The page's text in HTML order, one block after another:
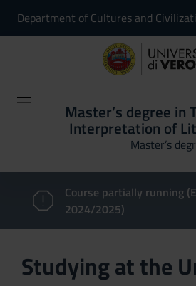
Department of Cultures and
Master’s degree in
Interpretation of
Master’s
Course partially running
2024/2025)
Studying at the